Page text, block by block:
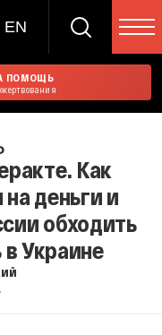
EN
ПОМОЩЬ
Как
деньги и
обходить
в Украине